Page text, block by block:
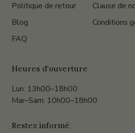
Politique de retour
Blog
FAQ
Clause de
Conditions
Heures d'ouverture
Lun: 13h00–18h00
Mar–Sam: 10h00–18h00
Restez informé